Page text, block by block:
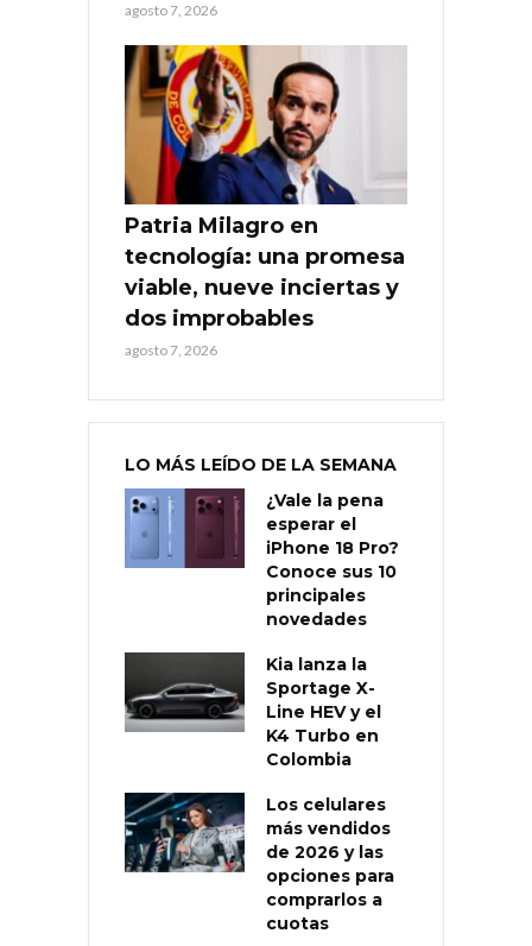
agosto 7, 2026
Patria Milagro en
tecnología: una promesa
viable, nueve inciertas y
dos improbables
agosto 7, 2026
LO MÁS LEÍDO DE LA SEMANA
¿Vale la pena
esperar el
iPhone 18 Pro?
Conoce sus 10
principales
novedades
Kia lanza la
Sportage X-
Line HEV y el
K4 Turbo en
Colombia
Los celulares
más vendidos
de 2026 y las
opciones para
comprarlos a
cuotas